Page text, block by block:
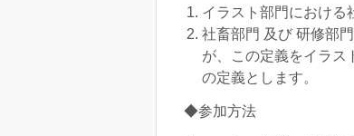
イラスト部門における
社畜部門 及び 研修部
が、この定義をイラス
の定義とします。
◆参加方法